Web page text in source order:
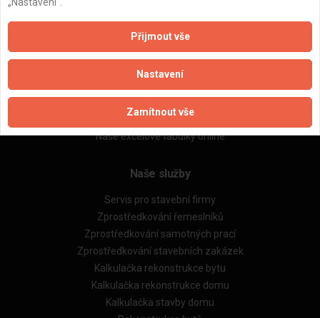
Naše firmy a řemeslníci
Zpracování a ochrana osobních údajů
Zásady pro používání souborů cookie
Reference
Naše excelové tabulky online
Naše služby
Servis pro stavební firmy
Zprostředkování řemeslníků
Zprostředkování samotných prací
Zprostředkování stavebních zakázek
Kalkulačka rekonstrukce bytu
Kalkulačka rekonstrukce domu
Kalkulačka stavby domu
Přijmout vše
Nastavení
Zamítnout vše